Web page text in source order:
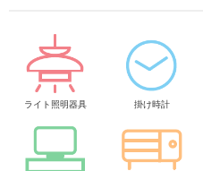
ライト照明器具 掛け時計